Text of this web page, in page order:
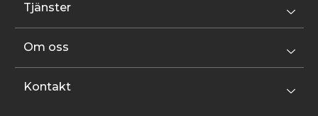
Tjänster
Om oss
Kontakt